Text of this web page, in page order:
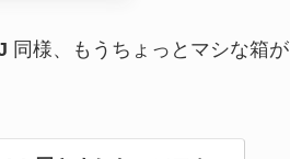
同様、もうちょっとマシな箱が